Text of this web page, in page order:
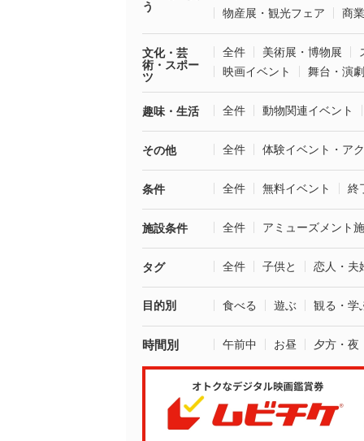
う
物産展・観光フェア
商
文化・芸
術・スポー
ツ
全件 美術展・博物展
映画イベント
舞台・演劇
趣味・生活 全件 動物関連イベント
その他 全件 体験イベント・ア
条件 全件 無料イベント 終
施設条件 全件 アミューズメント
タグ 全件 子供と 恋人・夫
目的別 食べる 遊ぶ 観る・学
時間別 午前中 お昼 夕方・夜